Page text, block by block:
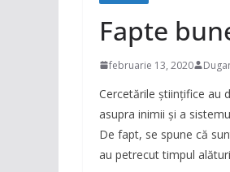
Fapte
februarie 13, 2020
Cercetările ştiinţifice au
asupra inimii şi a
De fapt, se spune că
au petrecut timpul